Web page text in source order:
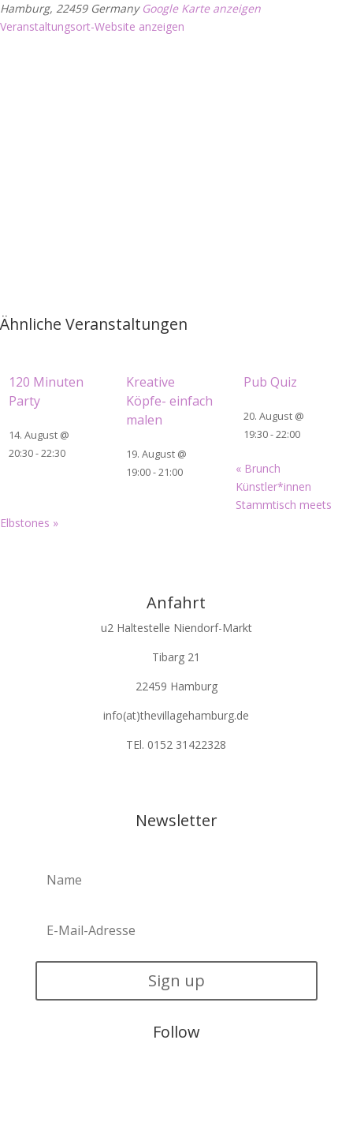
Hamburg, 22459 Germany Google Karte anzeigen
Veranstaltungsort-Website anzeigen
Ähnliche Veranstaltungen
120 Minuten
Party
14. August @
20:30-22:30
Kreative
Köpfe- einfach
malen
19. August @
19:00-21:00
Pub Quiz
20. August @
19:30-22:00
«Brunch
Künstler*innen
Stammtisch meets
Elbstones »
Anfahrt
u2 Haltestelle Niendorf-Markt
Tibarg 21
22459 Hamburg
info(at)thevillagehamburg.de
TEl. 0152 31422328
Newsletter
Sign up
Follow